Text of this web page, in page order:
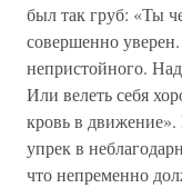
был так груб: «Ты
совершенно
непристойного.
Или велеть себя
кровь в движение».
упрек в
что непременно